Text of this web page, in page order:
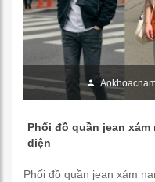
Phối đồ quần jean
diện
Phối đồ quần jean xám